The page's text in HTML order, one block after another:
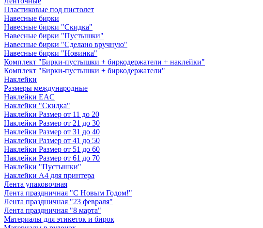
Пластиковые под пистолет
Навесные бирки
Навесные бирки "Скидка"
Навесные бирки "Пустышки"
Навесные бирки "Сделано вручную"
Навесные бирки "Новинка"
Комплект "Бирки-пустышки + биркодержатели + наклейки"
Комплект "Бирки-пустышки + биркодержатели"
Наклейки
Размеры международные
Наклейки EAC
Наклейки "Скидка"
Наклейки Размер от 11 до 20
Наклейки Размер от 21 до 30
Наклейки Размер от 31 до 40
Наклейки Размер от 41 до 50
Наклейки Размер от 51 до 60
Наклейки Размер от 61 до 70
Наклейки "Пустышки"
Наклейки А4 для принтера
Лента упаковочная
Лента праздничная "С Новым Годом!"
Лента праздничная "23 февраля"
Лента праздничная "8 марта"
Материалы для этикеток и бирок